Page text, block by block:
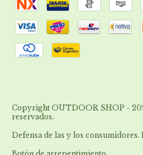
Copyright OUTDOOR SHOP -
reservados.
Defensa de las y los consumidores.